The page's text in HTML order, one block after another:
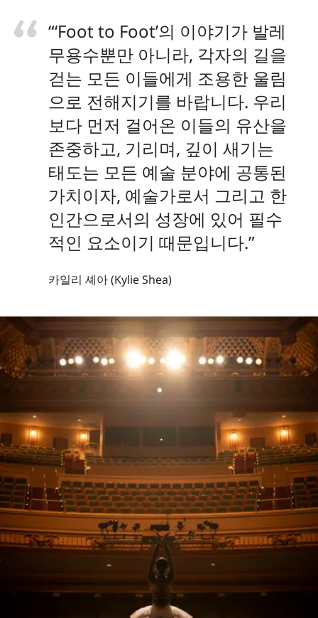
“‘Foot to Foot’의 이야기가 발레
무용수뿐만 아니라, 각자의 길을
걷는 모든 이들에게 조용한 울림
으로 전해지기를 바랍니다. 우리
보다 먼저 걸어온 이들의 유산을
존중하고, 기리며, 깊이 새기는
태도는 모든 예술 분야에 공통된
가치이자, 예술가로서 그리고 한
인간으로서의 성장에 있어 필수
적인 요소이기 때문입니다.”
카일리 셰아 (Kylie Shea)